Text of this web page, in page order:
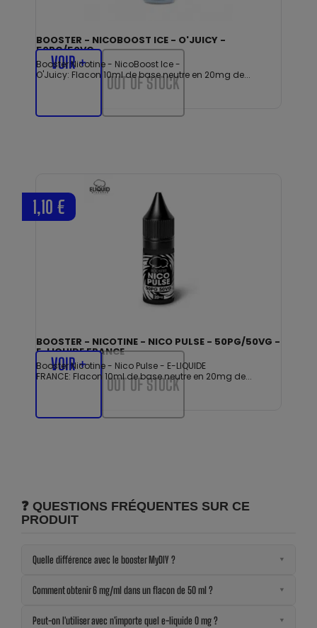
BOOSTER - NICOBOOST ICE - O'JUICY -
50PG/50VG
Booster Nicotine - NicoBoost Ice -
O'Juicy: Flacon 10ml de base neutre en 20mg de...
VOIR +
OUT OF STOCK
BOOSTER - NICOTINE - NICO PULSE - 50PG/50VG -
E-LIQUIDE FRANCE
Booster Nicotine - Nico Pulse - E-LIQUIDE
FRANCE: Flacon 10ml de base neutre en 20mg de...
1,10 €
VOIR +
OUT OF STOCK
❓ QUESTIONS FRÉQUENTES SUR CE
PRODUIT
Quelle différence avec le booster MyDIY ? ▼
Comment obtenir 6 mg/ml dans un flacon de 50 ml ? ▼
Peut-on l'utiliser avec n'importe quel e-liquide 0 mg ? ▼